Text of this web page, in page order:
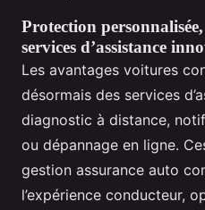
Protection
services d’assistance
Les avantages voitures
désormais des services
diagnostic à distance,
ou dépannage en ligne.
gestion assurance auto
l’expérience conducteur,